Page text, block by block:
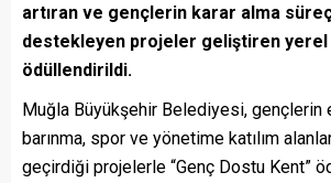
artıran ve gençlerin karar alma
destekleyen projeler geliştiren
ödüllendirildi.
Muğla Büyükşehir Belediyesi, gençlerin
barınma, spor ve yönetime katılım
geçirdiği projelerle “Genç Dostu Kent”